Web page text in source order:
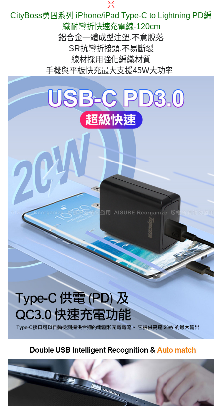
米
CityBoss勇固系列 iPhone/iPad Type-C to Lightning PD編
織耐彎折快速充電線-120cm
鋁合金一體成型注塑,不意脫落
SR抗彎折接頭,不易斷裂
線材採用強化編織材質
手機與平板快充最大支援45W大功率